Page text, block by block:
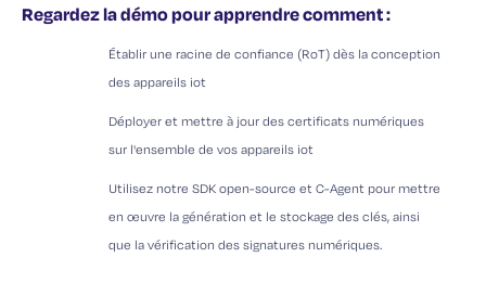
Regardez la démo pour apprendre comment :
Établir une racine de confiance (RoT) dès la conception
des appareils iot
Déployer et mettre à jour des certificats numériques
sur l'ensemble de vos appareils iot
Utilisez notre SDK open-source et C-Agent pour mettre
en œuvre la génération et le stockage des clés, ainsi
que la vérification des signatures numériques.